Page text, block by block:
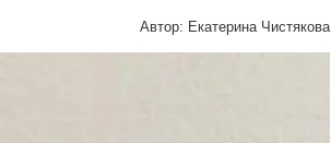
Автор: Екатерина Чистякова